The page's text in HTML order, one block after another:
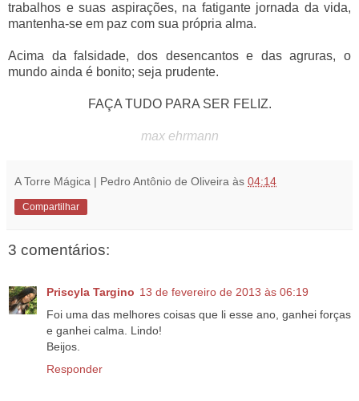
trabalhos e suas aspirações, na fatigante jornada da vida,
mantenha-se em paz com sua própria alma.
Acima da falsidade, dos desencantos e das agruras, o
mundo ainda é bonito; seja prudente.
FAÇA TUDO PARA SER FELIZ.
max ehrmann
A Torre Mágica | Pedro Antônio de Oliveira às 04:14
Compartilhar
3 comentários:
Priscyla Targino 13 de fevereiro de 2013 às 06:19
Foi uma das melhores coisas que li esse ano, ganhei forças
e ganhei calma. Lindo!
Beijos.
Responder